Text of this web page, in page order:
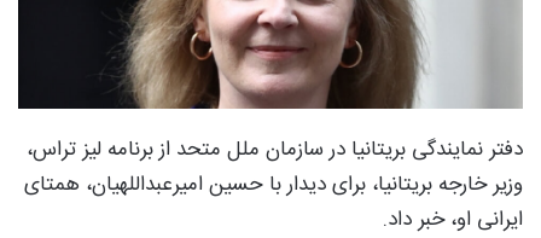
دفتر نمایندگی بریتانیا در سازمان ملل متحد از برنامه لیز تراس،
وزیر خارجه بریتانیا، برای دیدار با حسین امیرعبداللهیان، همتای
ایرانی او، خبر داد.